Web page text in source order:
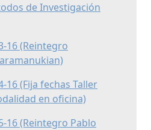
de Investigación
16 (Reintegro
16 (Fija fechas Taller
en oficina)
16 (Reintegro Pablo